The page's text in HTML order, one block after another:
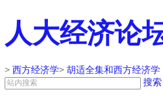
人大经济论
> 西方经济学> 胡适全集和西方经济学
搜索